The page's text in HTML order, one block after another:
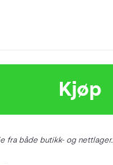
Kjøp
fra både butikk- og nettlager.